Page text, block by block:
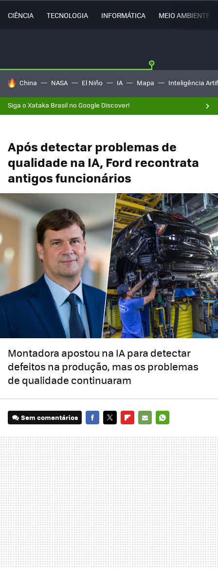
CIÊNCIA TECNOLOGIA INFORMÁTICA MEIO AMBIENTE
TENDÊNCIAS DO DIA
China NASA El Niño IA Mapa Inteligência
Siga o Xataka Brasil no Google Discover!
Após detectar problemas de
qualidade na IA, Ford recontrata
antigos funcionários
Montadora apostou na IA para detectar
defeitos na produção, mas os problemas
de qualidade continuaram
Sem comentários
MAIL